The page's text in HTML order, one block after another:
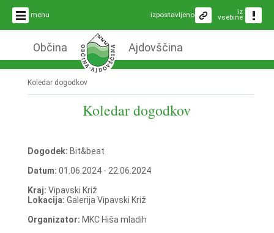
menu iz
vsebine
izpostavljeno
Občina Ajdovščina
Koledar dogodkov
Koledar dogodkov
Dogodek: Bit&beat
Datum: 01.06.2024 - 22.06.2024
Kraj: Vipavski Križ
Lokacija: Galerija Vipavski Križ
Organizator: MKC Hiša mladih